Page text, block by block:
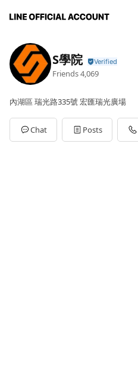
S學院
Friends4,069
內湖區 瑞光路335號 宏匯瑞光廣場
Chat Posts